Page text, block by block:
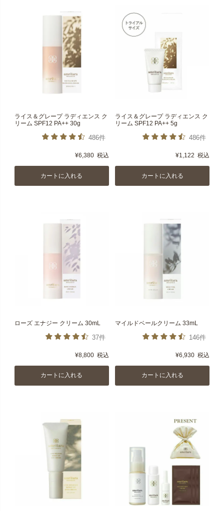
ライス＆グレープ ラディエンス ク
リーム SPF12 PA++ 30g
486件
¥6,380 税込
カートに入れる
ライス＆グレープ ラディエンス ク
リーム SPF12 PA++ 5g
486件
¥1,122 税込
カートに入れる
ローズ エナジー クリーム 30mL
37件
¥8,800 税込
カートに入れる
マイルドベールクリーム 33mL
146件
¥6,930 税込
カートに入れる